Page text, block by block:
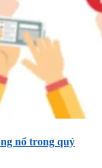
nổ trong quý